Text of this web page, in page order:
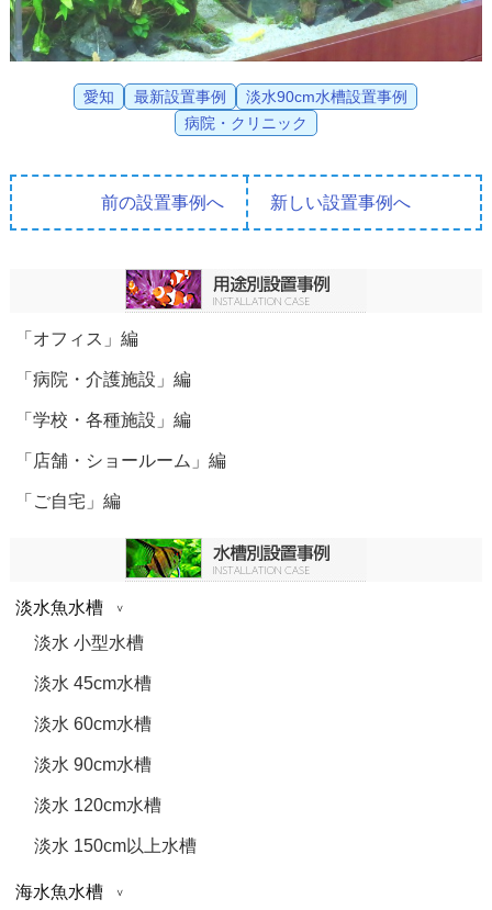
愛知 最新設置事例
淡水90cm水槽設置事例
病院・クリニック
前の設置事例へ 新しい設置事例へ
「オフィス」編
「病院・介護施設」編
「学校・各種施設」編
「店舗・ショールーム」編
「ご自宅」編
淡水魚水槽
淡水 小型水槽
淡水 45cm水槽
淡水 60cm水槽
淡水 90cm水槽
淡水 120cm水槽
淡水 150cm以上水槽
海水魚水槽